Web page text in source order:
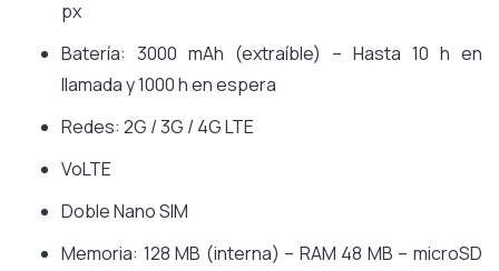
px
Batería: 3000 mAh (extraíble) – Hasta 10 h en
llamada y 1000 h en espera
Redes: 2G / 3G / 4G LTE
VoLTE
Doble Nano SIM
Memoria: 128 MB (interna) – RAM 48 MB – microSD